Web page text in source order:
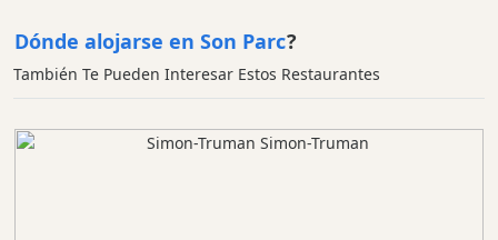
Dónde alojarse en Son Parc?
También Te Pueden Interesar Estos Restaurantes